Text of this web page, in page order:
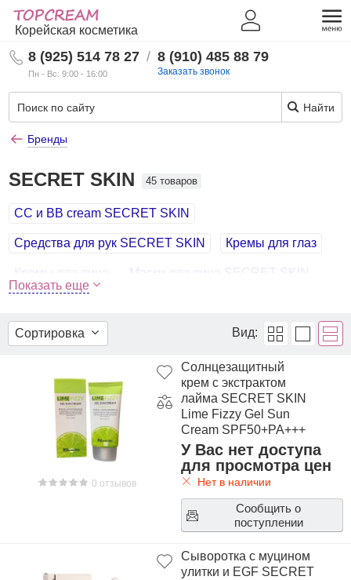
Корейская косметика
8 (925) 514 78 27
Пн - Вс: 9:00 - 16:00
/ 8 (910) 485 88 79
Заказать звонок
Найти
Бренды
SECRET SKIN 45 товаров
СС и BB cream SECRET SKIN
Средства для рук SECRET SKIN Кремы для глаз
Маски для лица SECRET SKIN
Патчи SECRET SKIN
Пилинги и скрабы для лица SECRET SKIN
Солнцезащитные средства SECRET SKIN
Средства для волос SECRET SKIN
Сыворотки для лица SECRET SKIN
Тонеры и мисты SECRET SKIN
Улиточные средства SECRET SKIN
Показать еще
Сортировка Вид:
0 отзывов
Солнцезащитный
крем с экстрактом
лайма SECRET SKIN
Lime Fizzy Gel Sun
Cream SPF50+PA+++
У Вас нет доступа
для просмотра цен
Нет в наличии
Сообщить о
поступлении
Сыворотка с муцином
улитки и EGF SECRET